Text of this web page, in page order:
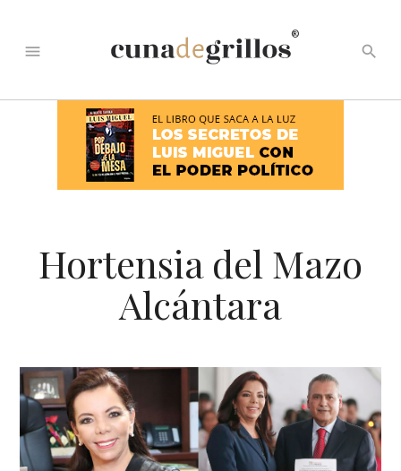
menu
®
search
Hortensia del Mazo
Alcántara